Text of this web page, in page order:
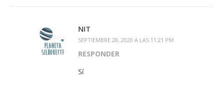
NIT
SEPTIEMBRE 28, 2020 A LAS 11:21 PM
RESPONDER
Sí